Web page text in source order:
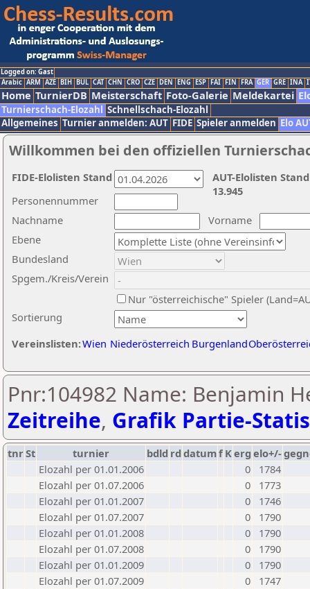
Logged on: Gast
Arabic ARM AZE BIH BUL CAT CHN CRO CZE DEN ENG ESP FAI FIN FRA GER GRE INA
Home TurnierDB Meisterschaft Foto-Galerie Meldekartei
Turnierschach-Elozahl Schnellschach-Elozahl
Allgemeines Turnier anmelden: AUT FIDE Spieler anmelden Elo
Willkommen bei den offiziellen
Nachname
Vorname
Ebene
Sortierung
Personennummer
Bundesland
Spgem./Kreis/Verein
Nur "österreichische" Spieler
Vereinslisten:Wien Niederösterreich Burgenland
AUT-Elolisten
13.945
FIDE-Elolisten Stand
Pnr:104982 Name: Benjamin
Zeitreihe, Grafik Partie-
tnrSt turnier bdld rd datumf Kerg elo+/-
Elozahl per 01.01.2006
0
1784
Elozahl per 01.07.2006
0
1773
Elozahl per 01.01.2007
0
1746
Elozahl per 01.07.2007
0
1790
Elozahl per 01.01.2008
0
1790
Elozahl per 01.07.2008
0
1790
Elozahl per 01.01.2009
0
1790
Elozahl per 01.07.2009
0
1747